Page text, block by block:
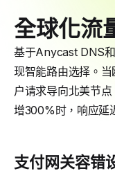
全球化流
基于Anycast DNS
现智能路由选择。
户请求导向北美节
增300%时，响应延
支付网关容错